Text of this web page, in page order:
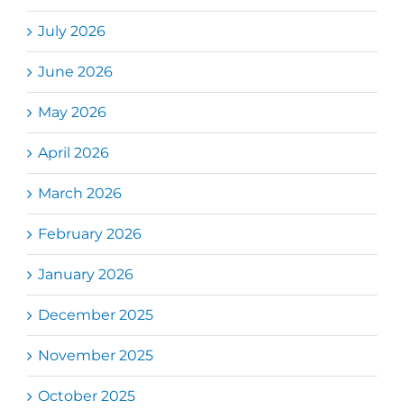
July 2026
June 2026
May 2026
April 2026
March 2026
February 2026
January 2026
December 2025
November 2025
October 2025